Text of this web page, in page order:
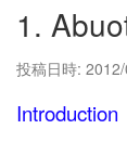
1.
投稿日時:
Introduction